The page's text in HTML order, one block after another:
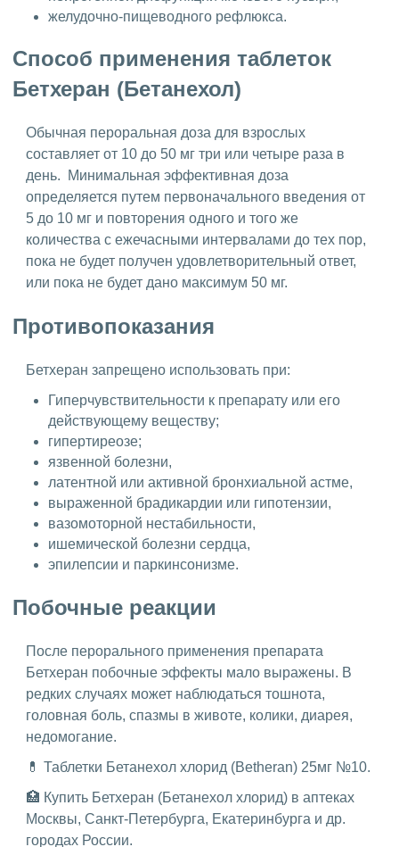
желудочно-пищеводного рефлюкса.
Способ применения таблеток
Бетхеран (Бетанехол)
Обычная пероральная доза для взрослых
составляет от 10 до 50 мг три или четыре раза в
день. Минимальная эффективная доза
определяется путем первоначального введения от
5 до 10 мг и повторения одного и того же
количества с ежечасными интервалами до тех пор,
пока не будет получен удовлетворительный ответ,
или пока не будет дано максимум 50 мг.
Противопоказания
Бетхеран запрещено использовать при:
Гиперчувствительности к препарату или его
действующему веществу;
гипертиреозе;
язвенной болезни,
латентной или активной бронхиальной астме,
выраженной брадикардии или гипотензии,
вазомоторной нестабильности,
ишемической болезни сердца,
эпилепсии и паркинсонизме.
Побочные реакции
После перорального применения препарата
Бетхеран побочные эффекты мало выражены. В
редких случаях может наблюдаться тошнота,
головная боль, спазмы в животе, колики, диарея,
недомогание.
💊 Таблетки Бетанехол хлорид (Betheran) 25мг №10.
🏥 Купить Бетхеран (Бетанехол хлорид) в аптеках
Москвы, Санкт-Петербурга, Екатеринбурга и др.
городах России.